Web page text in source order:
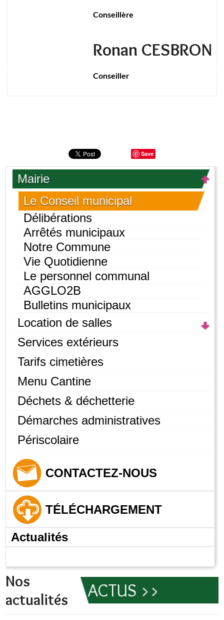
Conseillère
Ronan CESBRON
Conseiller
Save
Mairie
Le Conseil municipal
Délibérations
Arrêtés municipaux
Notre Commune
Vie Quotidienne
Le personnel communal
AGGLO2B
Bulletins municipaux
Location de salles
Services extérieurs
Tarifs cimetières
Menu Cantine
Déchets & déchetterie
Démarches administratives
Périscolaire
CONTACTEZ-NOUS
TÉLÉCHARGEMENT
Actualités
ACTUS >>
Nos
actualités